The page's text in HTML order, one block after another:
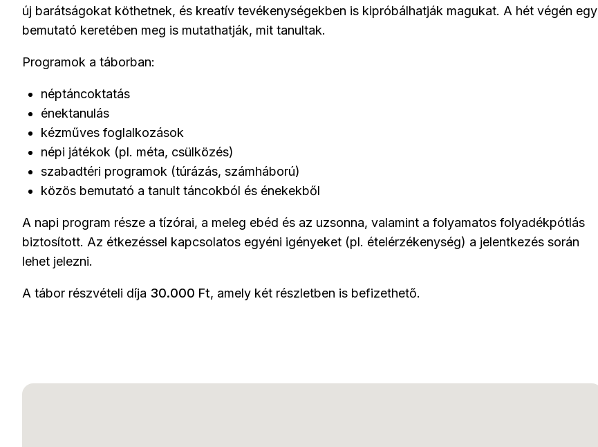
új barátságokat köthetnek, és kreatív tevékenységekben is kipróbálhatják magukat. A hét végén egy
bemutató keretében meg is mutathatják, mit tanultak.
Programok a táborban:
néptáncoktatás
énektanulás
kézműves foglalkozások
népi játékok (pl. méta, csülközés)
szabadtéri programok (túrázás, számháború)
közös bemutató a tanult táncokból és énekekből
A napi program része a tízórai, a meleg ebéd és az uzsonna, valamint a folyamatos folyadékpótlás
biztosított. Az étkezéssel kapcsolatos egyéni igényeket (pl. ételérzékenység) a jelentkezés során
lehet jelezni.
A tábor részvételi díja 30.000 Ft, amely két részletben is befizethető.